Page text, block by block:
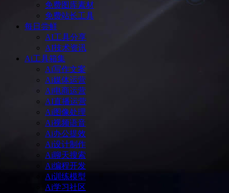
免费图库素材
免费站长工具
每日尝鲜
AI工具分享
AI技术资讯
Ai工具箱集
Ai写作文案
Ai媒体运营
Ai电商运营
AI直播运营
Ai图像处理
Ai视频语音
Ai办公提效
Ai设计制作
Ai聊天搜索
Ai编程开发
Ai训练模型
Ai学习社区